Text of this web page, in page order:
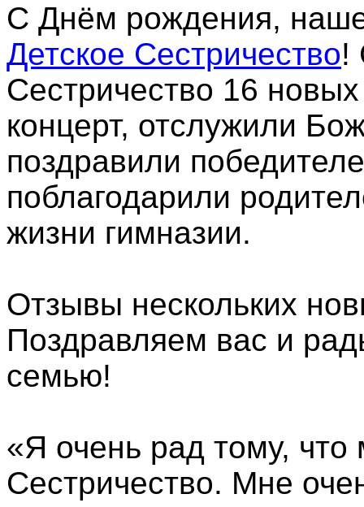
С Днём рождения,
Детское Сестричество!
Сестричество 16
концерт, отслужили
поздравили
поблагодарили
жизни гимназии.
Отзывы нескольких
Поздравляем вас и
семью!
«Я очень рад тому, что
Сестричество. Мне